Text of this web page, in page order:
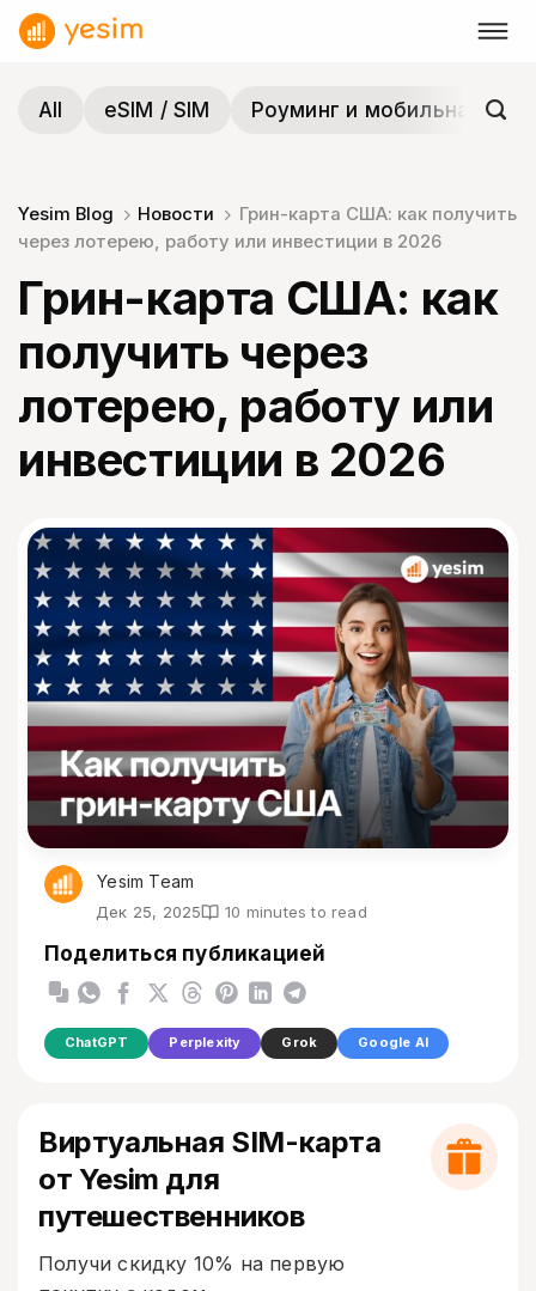
Skip
All
eSIM / SIM Роуминг и мобильная
Yesim Blog Новости
Грин-карта США: как получить
через лотерею, работу или инвестиции в 2026
Грин-карта США: как
получить через
лотерею, работу или
инвестиции в 2026
Yesim Team
Дек 25, 2025 10 minutes to read
Поделиться публикацией
ChatGPT Perplexity Grok Google AI
Виртуальная SIM-карта
от Yesim для
путешественников
Получи скидку 10% на первую